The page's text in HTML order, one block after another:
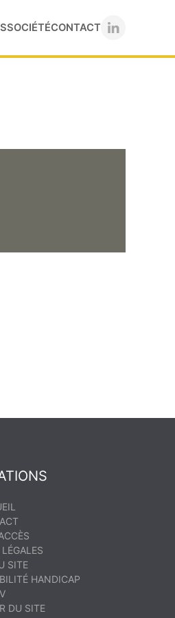
SOCIÉTÉCONTACT
SITE
HANDICAP
DU SITE